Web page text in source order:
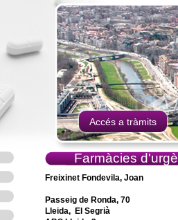
Accés a tràmits
Farmàcies
Freixinet Fondevila, Joan
Passeig de Ronda, 70
Lleida, El Segrià